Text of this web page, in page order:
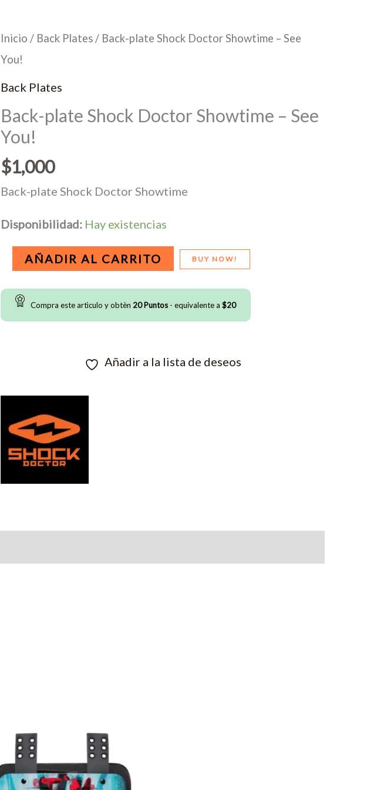
Inicio / Back Plates / Back-plate Shock Doctor Showtime – See
You!
Back Plates
Back-plate Shock Doctor Showtime – See
You!
$1,000
Back-plate Shock Doctor Showtime
Disponibilidad: Hay existencias
Back-
Shock
Doctor
cantidad
AÑADIR AL CARRITO BUY NOW!
Compra este artìculo y obtèn 20Puntos - equivalente a $20
Añadir a la lista de deseos